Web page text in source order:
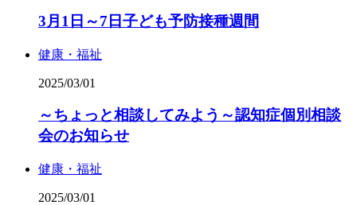
3月1日～7日子ども予防接種週間
健康・福祉
2025/03/01
～ちょっと相談してみよう～認知症個別相談
会のお知らせ
健康・福祉
2025/03/01